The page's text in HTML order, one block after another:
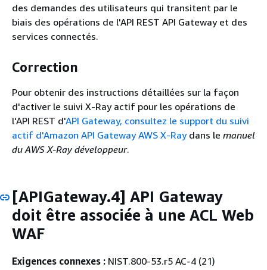
des demandes des utilisateurs qui transitent par le
biais des opérations de l'API REST API Gateway et des
services connectés.
Correction
Pour obtenir des instructions détaillées sur la façon
d'activer le suivi X-Ray actif pour les opérations de
l'API REST d'API Gateway, consultez le support du suivi
actif d'Amazon API Gateway AWS X-Raydans le manuel
du AWS X-Ray développeur.
[APIGateway.4] API Gateway
doit être associée à une ACL Web
WAF
Exigences connexes : NIST.800-53.r5 AC-4 (21)